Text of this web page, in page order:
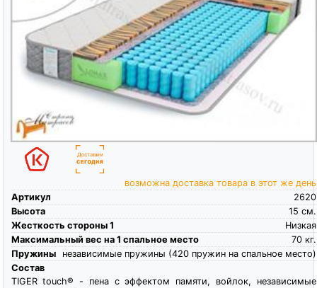
возможна доставка товара в этот же день
Артикул
2620
Высота
см.
15
Жесткость стороны 1
Низкая
Максимальный вес на 1 спальное место
кг.
70
Пружины
независимые пружины (420 пружин на спальное место)
Состав
TIGER touch® - пена с эффектом памяти, войлок, независимые